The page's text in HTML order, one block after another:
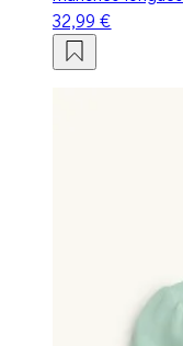
32,99 €